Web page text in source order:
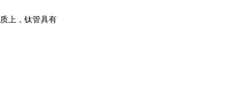
上，钛管具有